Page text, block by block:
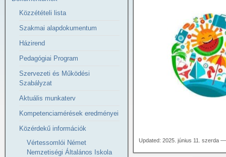
Updated: 2025. június 11. szerda
Közzétételi lista
Szakmai alapdokumentum
Házirend
Pedagógiai Program
Szervezeti és Működési
Szabályzat
Aktuális munkaterv
Kompetenciamérések eredményei
Közérdekű információk
Vértessomlói Német
Nemzetiségi Általános Iskola